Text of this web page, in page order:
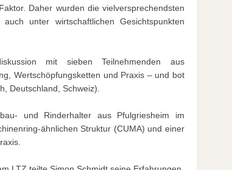
Daher wurden die vielversprechendsten
unter wirtschaftlichen Gesichtspunkten
mit sieben Teilnehmenden aus
Wertschöpfungsketten und Praxis – und bot
Deutschland, Schweiz).
und Rinderhalter aus Pfulgriesheim im
ähnlichen Struktur (CUMA) und einer